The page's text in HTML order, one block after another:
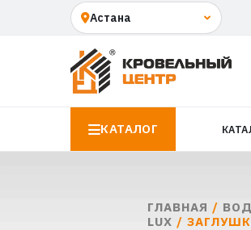
КАТАЛОГ
ГЛАВНАЯ /
LUX /